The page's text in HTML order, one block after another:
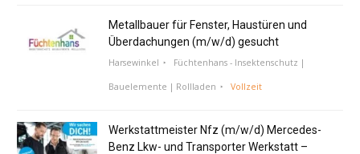
Metallbauer für Fenster, Haustüren und
Überdachungen (m/w/d) gesucht
Harsewinkel Füchtenhans - Insektenschutz |
Bauelemente | Rollladen Vollzeit
Werkstattmeister Nfz (m/w/d) Mercedes-
Benz Lkw- und Transporter Werkstatt –